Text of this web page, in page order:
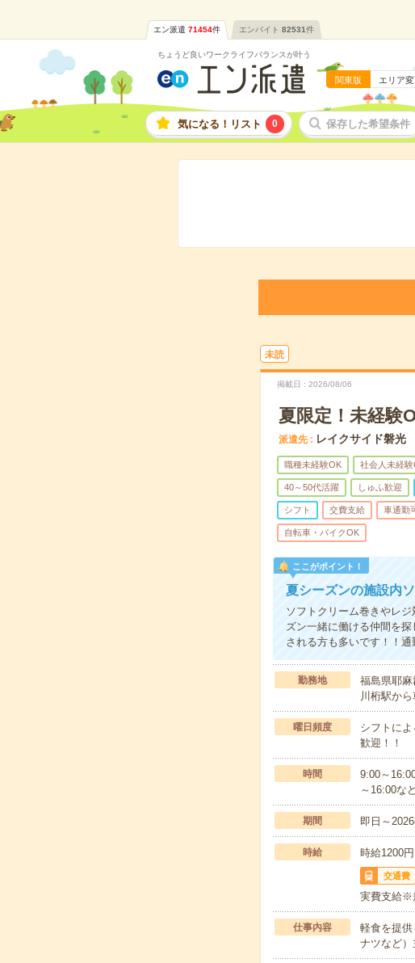
エン派遣 71454件 エンバイト 82531件
ちょうど良いワークライフバランスが叶う
関東版 エリア
気になる！リスト 0 保存した希望条件
未読
掲載日 2026/08/06
夏限定！未経験
派遣先 レイクサイド磐光
職種未経験OK 社会人未経験
40～50代活躍 しゅふ歓迎
シフト 交費支給 車通勤
自転車・バイクOK
ここがポイント！
夏シーズンの施設内
ソフトクリーム巻きやレ
ズン一緒に働ける仲間を
される方も多いです！！通
勤務地
福島県耶麻
川桁駅か
曜日頻度
シフトに
歓迎！！
時間
9:00～
～16:00な
期間 即日～
時給 時給1200円
交通費
実費支給※
仕事内容
軽食を提
ナツなど